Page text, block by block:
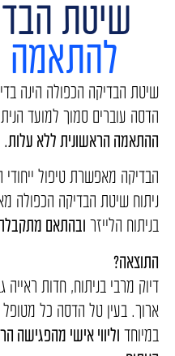
שיטת
להתאמה
שיטת הבדיקה הכפולה הינה
הדסה עוברים סמוך למועד
ההתאמה הראשונית ללא עלות.
הבדיקה מאפשרת טיפול
ניתוח שיטת הבדיקה הכפולה
בניתוח הלייזר ובהתאם מתקבלת
התוצאה?
דיוק מרבי בניתוח, חדות ראייה
ארוך. בעין טל הדסה כל
במיוחד וליווי אישי מהפגישה